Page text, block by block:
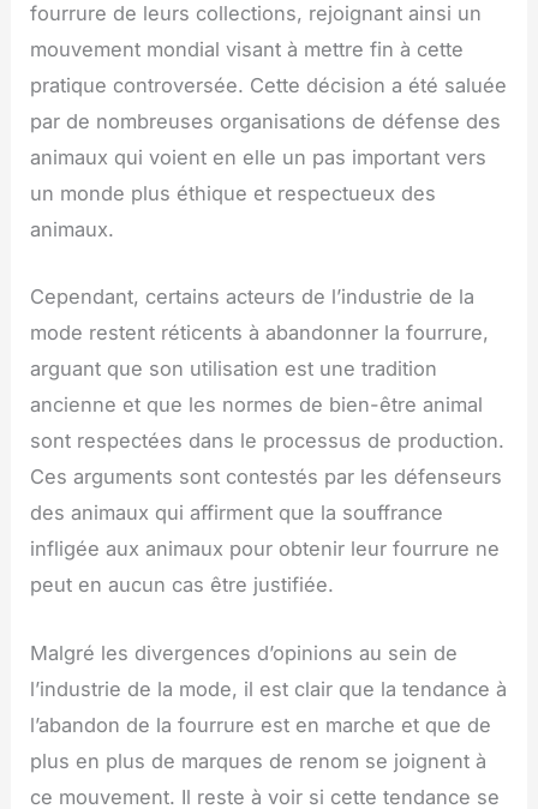
fourrure de leurs collections, rejoignant ainsi un
mouvement mondial visant à mettre fin à cette
pratique controversée. Cette décision a été saluée
par de nombreuses organisations de défense des
animaux qui voient en elle un pas important vers
un monde plus éthique et respectueux des
animaux.
Cependant, certains acteurs de l’industrie de la
mode restent réticents à abandonner la fourrure,
arguant que son utilisation est une tradition
ancienne et que les normes de bien-être animal
sont respectées dans le processus de production.
Ces arguments sont contestés par les défenseurs
des animaux qui affirment que la souffrance
infligée aux animaux pour obtenir leur fourrure ne
peut en aucun cas être justifiée.
Malgré les divergences d’opinions au sein de
l’industrie de la mode, il est clair que la tendance à
l’abandon de la fourrure est en marche et que de
plus en plus de marques de renom se joignent à
ce mouvement. Il reste à voir si cette tendance se